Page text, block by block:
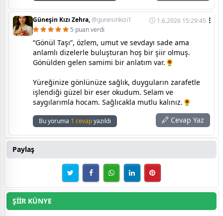
Güneşin Kızı Zehra,@gunesinkizi1
1.6.2026 15:29:45
5 puan verdi
“Gönül Taşı”, özlem, umut ve sevdayı sade ama
anlamlı dizelerle buluşturan hoş bir şiir olmuş.
Gönülden gelen samimi bir anlatım var.🌻
Yüreğinize gönlünüze sağlık, duyguların zarafetle
işlendiği güzel bir eser okudum. Selam ve
saygılarımla hocam. Sağlıcakla mutlu kalınız.🌻
Bu yoruma 1 cevapyazıldı Cevap Yaz
Paylaş
ŞİİR KÜNYE